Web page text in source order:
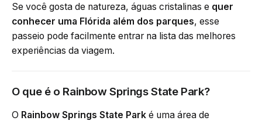
Se você gosta de natureza, águas cristalinas e quer
conhecer uma Flórida além dos parques, esse
passeio pode facilmente entrar na lista das melhores
experiências da viagem.
O que é o Rainbow Springs State Park?
O Rainbow Springs State Park é uma área de